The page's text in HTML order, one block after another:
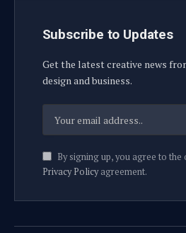
Subscribe to Updates
Get the latest creative news
design and business.
By signing up, you agree to
Privacy Policyagreement.